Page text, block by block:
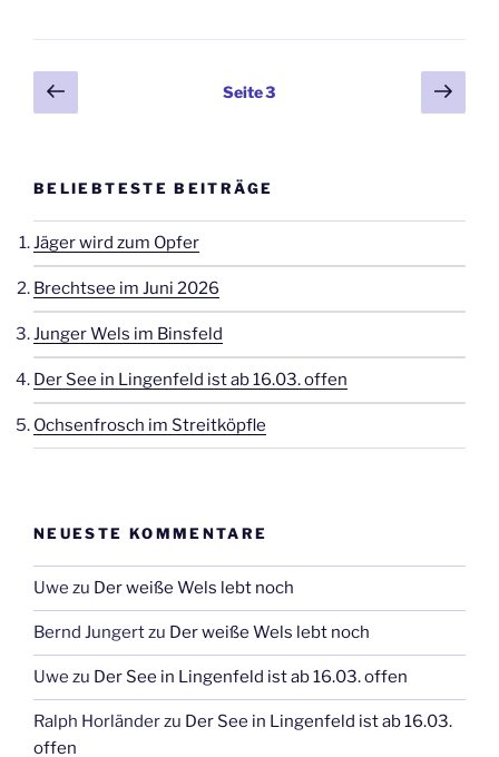
Seitennummerierung
der
Vorherige
Seite
Seite3
BELIEBTESTE BEITRÄGE
Jäger wird zum Opfer
Brechtsee im Juni 2026
Junger Wels im Binsfeld
Der See in Lingenfeld ist ab 16.03. offen
Ochsenfrosch im Streitköpfle
NEUESTE KOMMENTARE
Uwe zu Der weiße Wels lebt noch
Bernd Jungertzu Der weiße Wels lebt noch
Uwe zu Der See in Lingenfeld ist ab 16.03. offen
Ralph Horländerzu Der See in Lingenfeld ist ab 16.03.
offen